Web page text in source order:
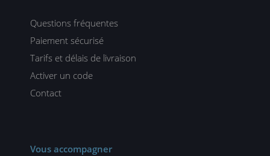
Questions fréquentes
Paiement sécurisé
Tarifs et délais de livraison
Activer un code
Contact
Vous accompagner